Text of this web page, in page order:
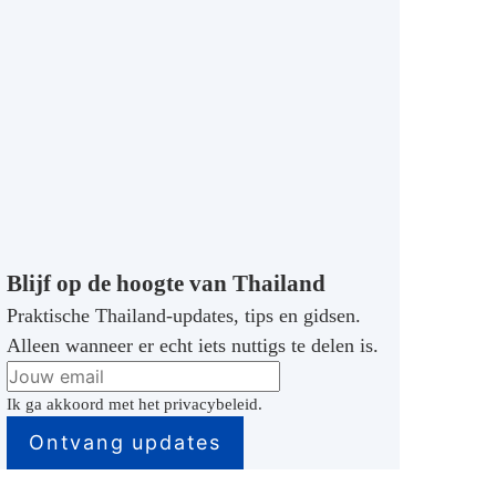
Blijf op de hoogte van Thailand
Praktische Thailand-updates, tips en gidsen.
Alleen wanneer er echt iets nuttigs te delen is.
Ik ga akkoord met het privacybeleid.